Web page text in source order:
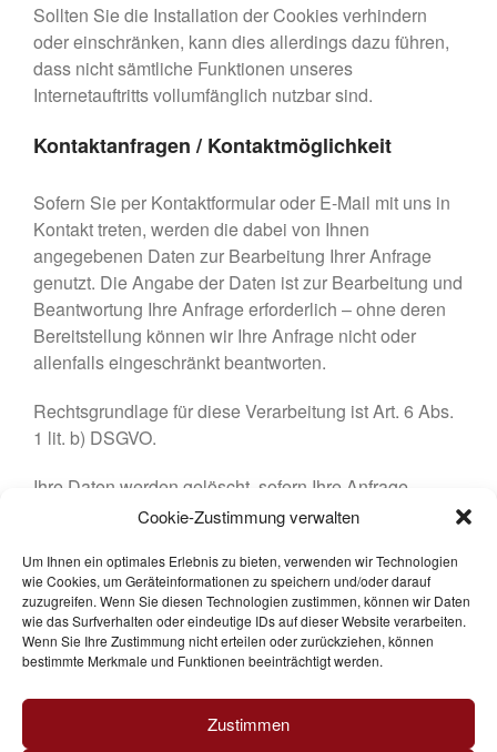
Cookie-Zustimmung verwalten
Um Ihnen ein optimales Erlebnis zu bieten, verwenden wir Technologien
wie Cookies, um Geräteinformationen zu speichern und/oder darauf
zuzugreifen. Wenn Sie diesen Technologien zustimmen, können wir Daten
wie das Surfverhalten oder eindeutige IDs auf dieser Website verarbeiten.
Wenn Sie Ihre Zustimmung nicht erteilen oder zurückziehen, können
bestimmte Merkmale und Funktionen beeinträchtigt werden.
Zustimmen
Sollten Sie die Installation der Cookies verhindern
oder einschränken, kann dies allerdings dazu führen,
dass nicht sämtliche Funktionen unseres
Internetauftritts vollumfänglich nutzbar sind.
Kontaktanfragen / Kontaktmöglichkeit
Sofern Sie per Kontaktformular oder E-Mail mit uns in
Kontakt treten, werden die dabei von Ihnen
angegebenen Daten zur Bearbeitung Ihrer Anfrage
genutzt. Die Angabe der Daten ist zur Bearbeitung und
Beantwortung Ihre Anfrage erforderlich – ohne deren
Bereitstellung können wir Ihre Anfrage nicht oder
allenfalls eingeschränkt beantworten.
Rechtsgrundlage für diese Verarbeitung ist Art. 6 Abs.
1 lit. b) DSGVO.
Ihre Daten werden gelöscht, sofern Ihre Anfrage
abschließend beantwortet worden ist und der
entgegenstehen, wie bspw. bei einer sich etwaig
anschließenden Vertragsabwicklung.
Muster-DatenschutzerklärungderAnwaltskanzlei
Weiß & Partner